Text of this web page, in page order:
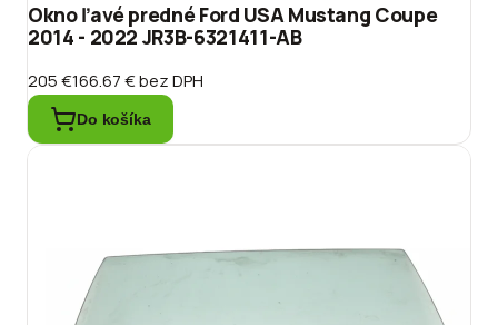
Okno ľavé predné Ford USA Mustang Coupe
2014 - 2022 JR3B-6321411-AB
205 €166.67 €bez DPH
Do košíka